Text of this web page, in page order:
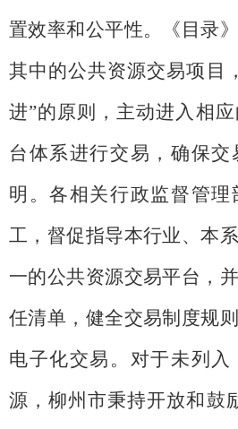
置效率和公平性。《目录
其中的公共资源交易项目
进”的原则，主动进入相
台体系进行交易，确保
明。各相关行政监督管理
工，督促指导本行业、本
一的公共资源交易平台，
任清单，健全交易制度规
电子化交易。对于未列入
源，柳州市秉持开放和鼓